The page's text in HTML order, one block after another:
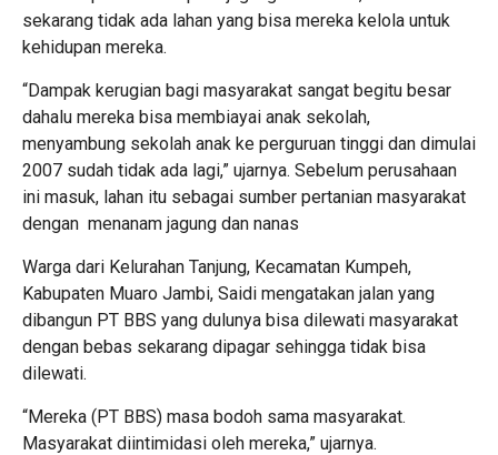
sekarang tidak ada lahan yang bisa mereka kelola untuk
kehidupan mereka.
“Dampak kerugian bagi masyarakat sangat begitu besar
dahalu mereka bisa membiayai anak sekolah,
menyambung sekolah anak ke perguruan tinggi dan dimulai
2007 sudah tidak ada lagi,” ujarnya. Sebelum perusahaan
ini masuk, lahan itu sebagai sumber pertanian masyarakat
dengan menanam jagung dan nanas
Warga dari Kelurahan Tanjung, Kecamatan Kumpeh,
Kabupaten Muaro Jambi, Saidi mengatakan jalan yang
dibangun PT BBS yang dulunya bisa dilewati masyarakat
dengan bebas sekarang dipagar sehingga tidak bisa
dilewati.
“Mereka (PT BBS) masa bodoh sama masyarakat.
Masyarakat diintimidasi oleh mereka,” ujarnya.